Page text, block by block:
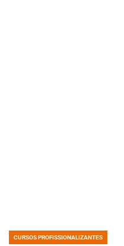
POSTED
CURSOS PROFISSIONALIZANTES